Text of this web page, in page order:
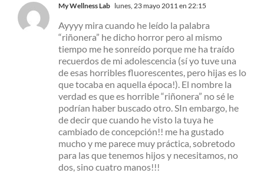
My Wellness Lab lunes, 23 mayo 2011 en 22:15
Ayyyy mira cuando he leído la palabra
“riñonera” he dicho horror pero al mismo
tiempo me he sonreído porque me ha traído
recuerdos de mi adolescencia (sí yo tuve una
de esas horribles fluorescentes, pero hijas es lo
que tocaba en aquella época!). El nombre la
verdad es que es horrible “riñonera” no sé le
podrían haber buscado otro. SIn embargo, he
de decir que cuando he visto la tuya he
cambiado de concepción!! me ha gustado
mucho y me parece muy práctica, sobretodo
para las que tenemos hijos y necesitamos, no
dos, sino cuatro manos!!!